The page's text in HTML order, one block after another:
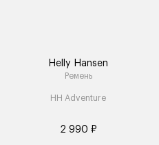
Helly Hansen
Ремень
HH Adventure
2 990 ₽